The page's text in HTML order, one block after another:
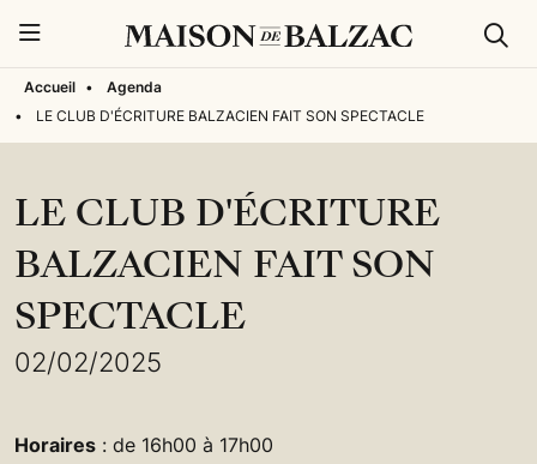
Accueil •
Agenda
•
LE CLUB D'ÉCRITURE BALZACIEN FAIT SON SPECTACLE
LE CLUB D'ÉCRITURE
BALZACIEN FAIT SON
SPECTACLE
02/02/2025
Horaires : de 16h00 à 17h00